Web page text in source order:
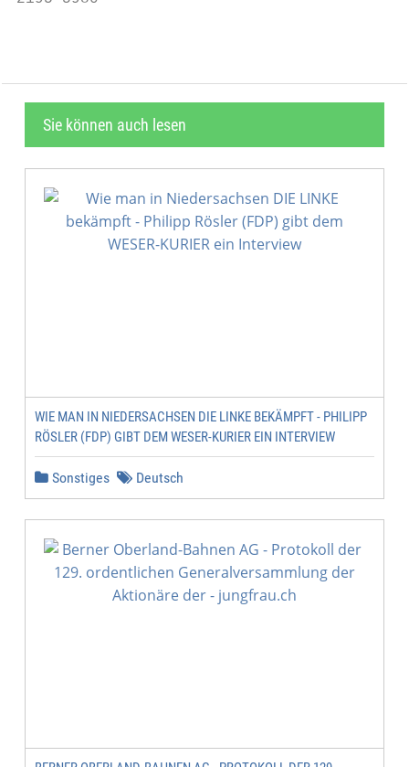
Sie können auch lesen
WIE MAN IN NIEDERSACHSEN DIE LINKE BEKÄMPFT - PHILIPP
RÖSLER (FDP) GIBT DEM WESER-KURIER EIN INTERVIEW
Sonstiges Deutsch